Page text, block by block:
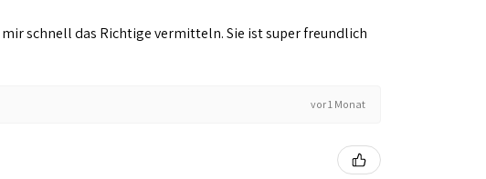
schnell das Richtige vermitteln. Sie ist super freundlich
vor 1 Monat